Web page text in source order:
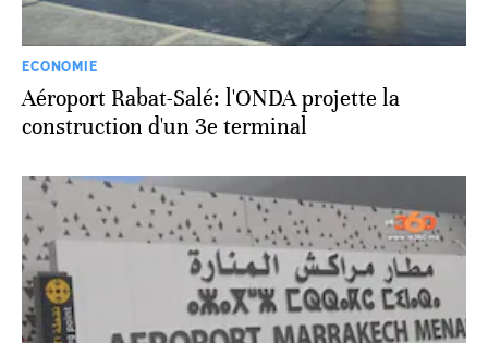
ECONOMIE
Aéroport Rabat-Salé: l'ONDA projette la
construction d'un 3e terminal